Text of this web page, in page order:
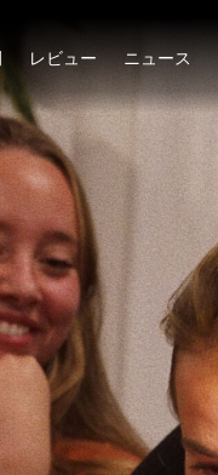
レビュー ニュース